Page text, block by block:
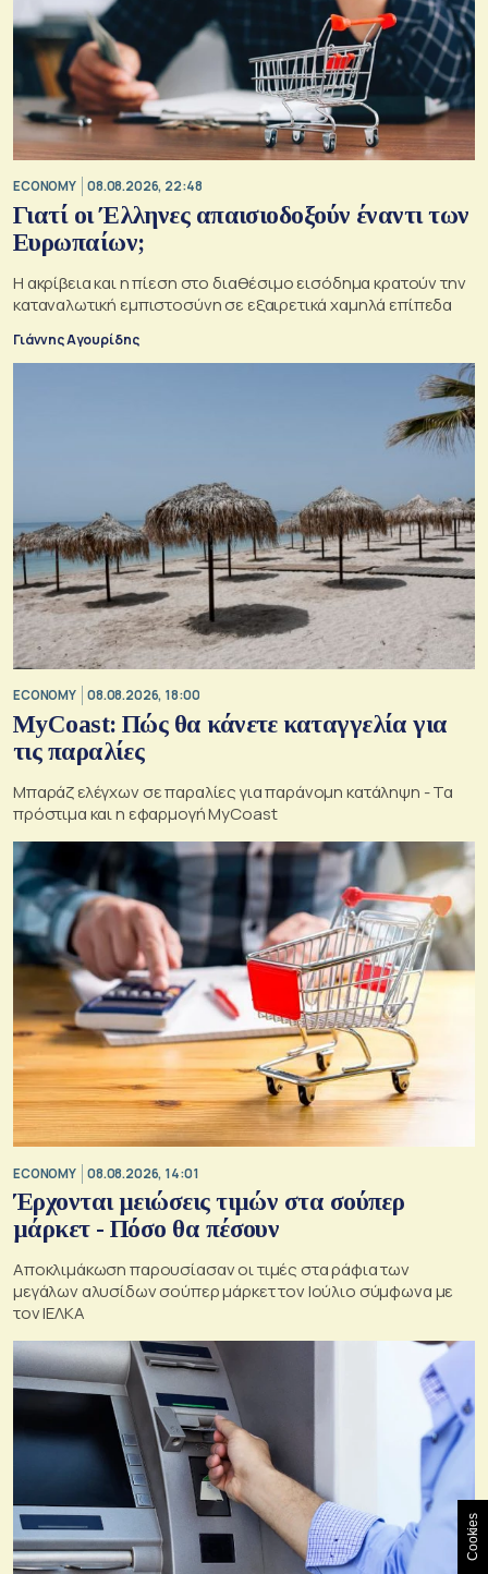
ECONOMY 08.08.2026, 22:48
Γιατί οι Έλληνες απαισιοδοξούν έναντι των
Ευρωπαίων;
Η ακρίβεια και η πίεση στο διαθέσιμο εισόδημα κρατούν την
καταναλωτική εμπιστοσύνη σε εξαιρετικά χαμηλά επίπεδα
Γιάννης Αγουρίδης
ECONOMY 08.08.2026, 18:00
MyCoast: Πώς θα κάνετε καταγγελία για
τις παραλίες
Μπαράζ ελέγχων σε παραλίες για παράνομη κατάληψη - Τα
πρόστιμα και η εφαρμογή MyCoast
ECONOMY 08.08.2026, 14:01
Έρχονται μειώσεις τιμών στα σούπερ
μάρκετ - Πόσο θα πέσουν
Αποκλιμάκωση παρουσίασαν οι τιμές στα ράφια των
μεγάλων αλυσίδων σούπερ μάρκετ τον Ιούλιο σύμφωνα με
τον ΙΕΛΚΑ
Cookies